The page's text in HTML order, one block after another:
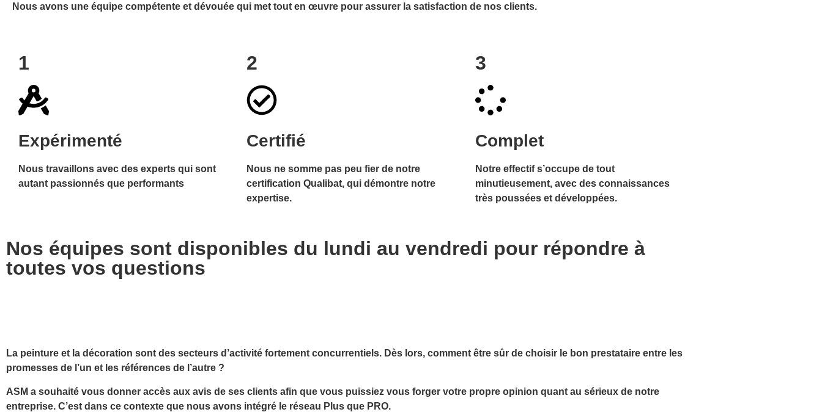
Nous avons une équipe compétente et dévouée qui met tout en œuvre pour assurer la satisfaction de nos clients.
1
Expérimenté
Nous travaillons avec des experts qui sont
autant passionnés que performants
2
Certifié
Nous ne somme pas peu fier de notre
certificationQualibat, qui démontre notre
expertise.
3
Complet​
Notre effectif s’occupe de tout
minutieusement, avec des connaissances
très poussées et développées.
Nos équipes sont disponibles du lundi au vendredi pour répondre à
toutes vos questions
La peinture et la décoration sont des secteurs d’activité fortement concurrentiels. Dès lors, comment être sûr de choisir le bon prestataire entre les
promesses de l’un et les références de l’autre ?
ASM a souhaité vous donner accès aux avis de ses clients afin que vous puissiez vous forger votre propre opinion quant au sérieux de notre
entreprise. C’est dans ce contexte que nous avons intégré le réseau Plus que PRO.